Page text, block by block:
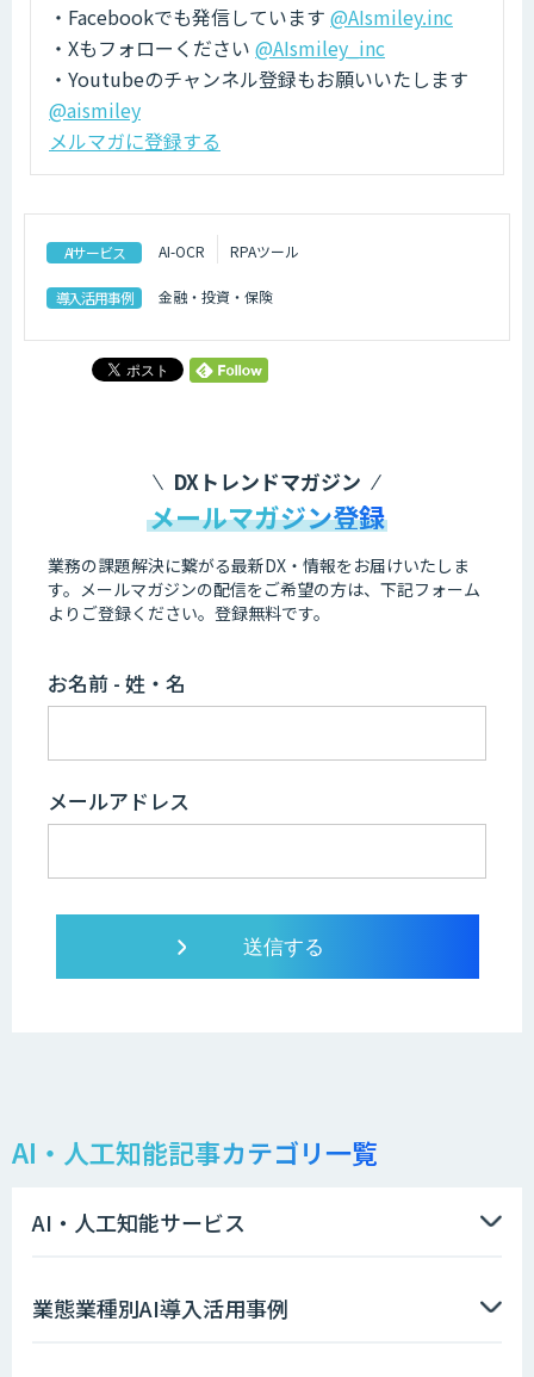
・Facebookでも発信しています @AIsmiley.inc
・Xもフォローください @AIsmiley_inc
・Youtubeのチャンネル登録もお願いいたします
@aismiley
メルマガに登録する
AIサービス AI-OCR RPAツール
導入活用事例 金融・投資・保険
DXトレンドマガジン
メールマガジン登録
業務の課題解決に繋がる最新DX・情報をお届けいたしま
す。 メールマガジンの配信をご希望の方は、下記フォーム
よりご登録ください。登録無料です。
お名前 - 姓・名
メールアドレス
AI・人工知能記事カテゴリ一覧
AI・人工知能サービス
業態業種別AI導入活用事例